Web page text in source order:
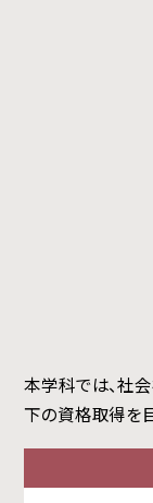
本学科では、社
下の資格取得を